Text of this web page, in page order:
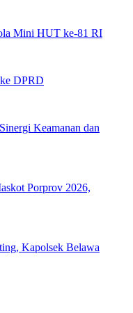
Mini HUT ke-81 RI
DPRD
Keamanan dan
Porprov 2026,
Kapolsek Belawa